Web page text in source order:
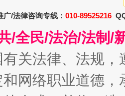
"
/法律咨询专线： 010-89525216
/全民/法治/法制/
关法律、法规
网络职业道德